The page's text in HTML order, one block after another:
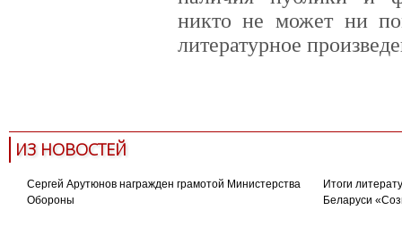
никто не может ни
литературное
ИЗ НОВОСТЕЙ
Сергей Арутюнов награжден грамотой Министерства
Обороны
Итоги
Беларуси